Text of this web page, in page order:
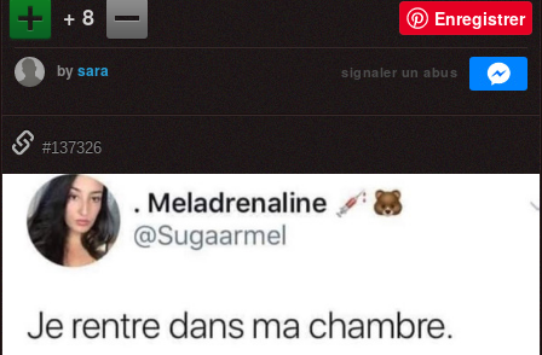
+ 8 Enregistrer
bysara signaler un abus
#137326